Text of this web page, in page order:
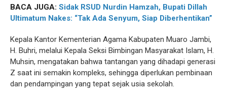
BACA JUGA: Sidak RSUD Nurdin Hamzah, Bupati Dillah
Ultimatum Nakes: “Tak Ada Senyum, Siap Diberhentikan”
Kepala Kantor Kementerian Agama Kabupaten Muaro Jambi,
H. Buhri, melalui Kepala Seksi Bimbingan Masyarakat Islam, H.
Muhsin, mengatakan bahwa tantangan yang dihadapi generasi
Z saat ini semakin kompleks, sehingga diperlukan pembinaan
dan pendampingan yang tepat sejak usia sekolah.